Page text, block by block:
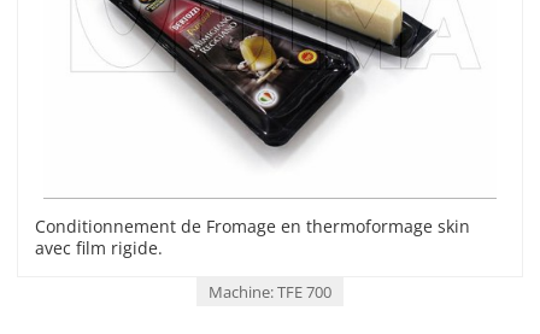
Conditionnement de Fromage en thermoformage skin
avec film rigide.
Machine: TFE 700